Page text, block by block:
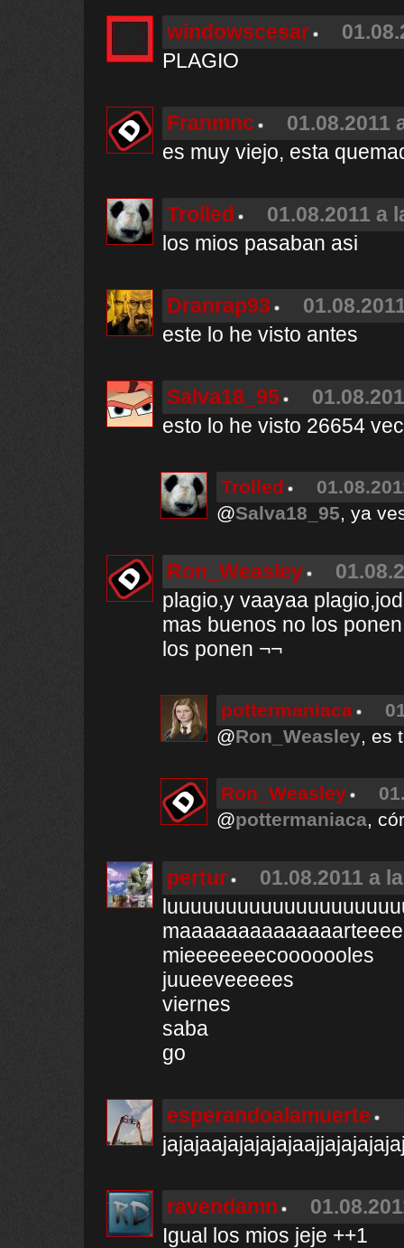
windowscesar
PLAGIO
Franmnc
01.08.2011
es muy viejo, esta
Trolled
01.08.2011 a
los mios pasaban asi
Dranrap93
este lo he visto antes
Salva18_95
esto lo he visto 26654
Trolled
@Salva18_95, ya
Ron_Weasley
plagio,y vaayaa
mas buenos no los
los ponen ¬¬
pottermaniaca
@Ron_Weasley, es
Ron_Weasley
@pottermaniaca,
pertur
01.08.2011 a
mieeeeeeecooooooles
juueeveeeees
viernes
saba
go
esperandoalamuerte
ravendamn
Igual los mios jeje ++1